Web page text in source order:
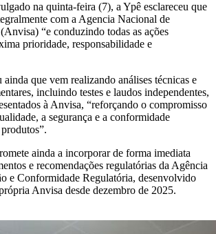
na quinta-feira (7), a Ypê esclareceu que
com a Agencia Nacional de
“e conduzindo todas as ações
prioridade, responsabilidade e
que vem realizando análises técnicas e
incluindo testes e laudos independentes,
à Anvisa, “reforçando o compromisso
a segurança e a conformidade
ainda a incorporar de forma imediata
e recomendações regulatórias da Agência
e Conformidade Regulatória, desenvolvido
Anvisa desde dezembro de 2025.